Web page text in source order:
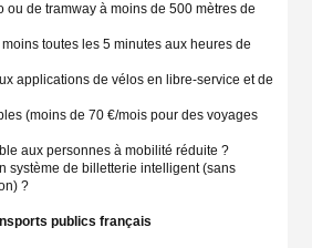
ou de tramway à moins de 500 mètres de
toutes les 5 minutes aux heures de
applications de vélos en libre-service et de
(moins de 70 €/mois pour des voyages
aux personnes à mobilité réduite ?
système de billetterie intelligent (sans
?
publics français